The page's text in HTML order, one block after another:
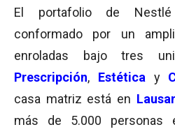
El portafolio de
conformado por un
enroladas bajo tres
Prescripción, Estética y
casa matriz está en
más de 5.000 personas